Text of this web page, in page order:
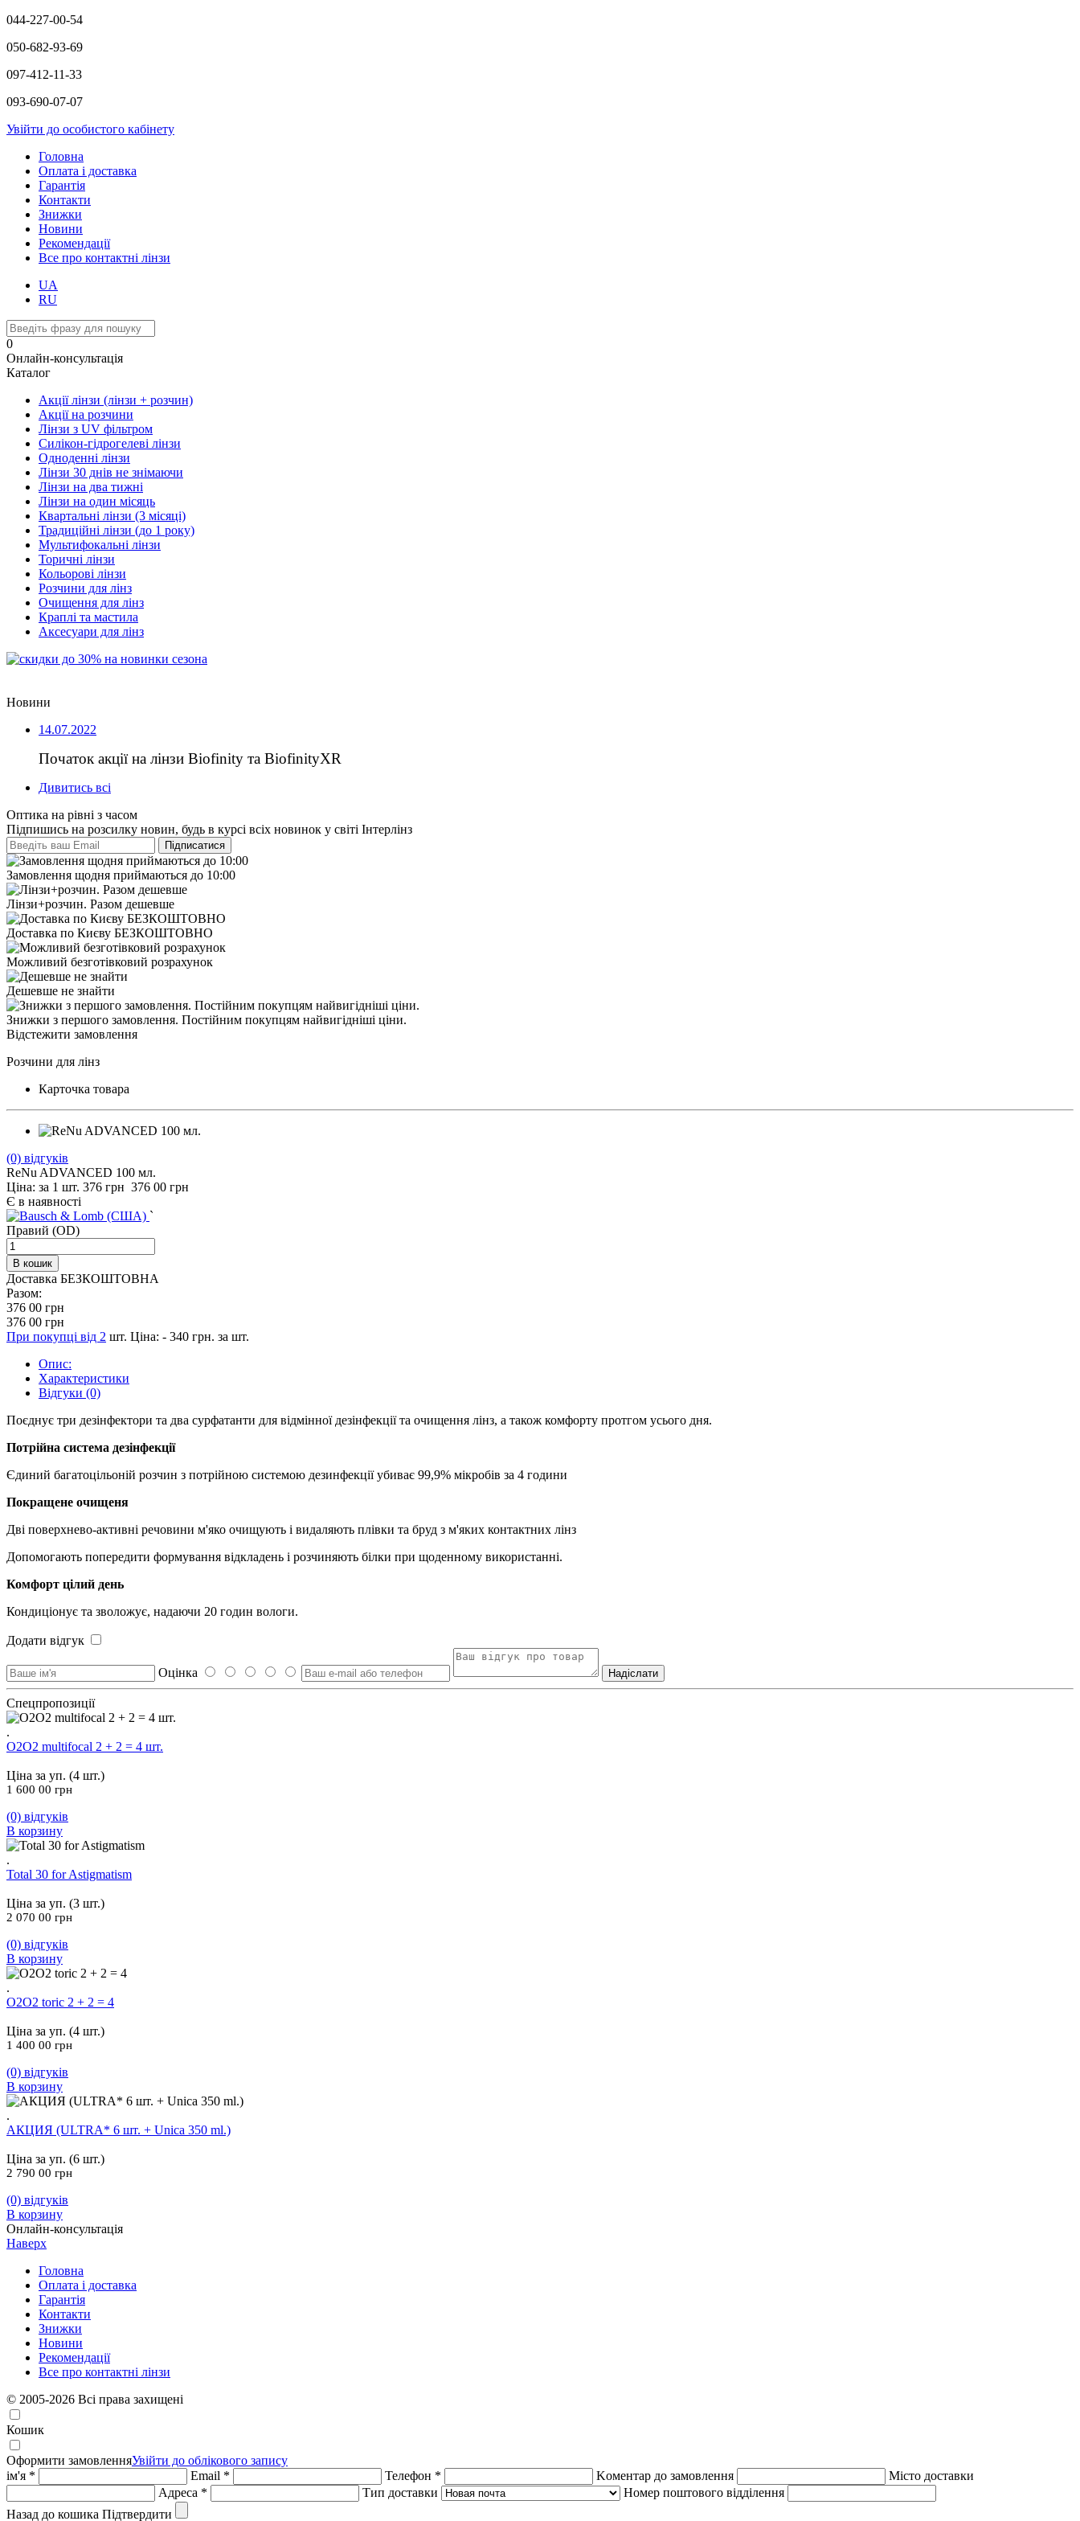
044-227-00-54
050-682-93-69
097-412-11-33
093-690-07-07
Увійти до особистого кабінету
Головна
Оплата і доставка
Гарантія
Контакти
Знижки
Новини
Рекомендації
Все про контактні лінзи
UA
RU
0
Онлайн-консультація
Каталог
Акції лінзи (лінзи + розчин)
Акції на розчини
Лінзи з UV фільтром
Силікон-гідрогелеві лінзи
Одноденні лінзи
Лінзи 30 днів не знімаючи
Лінзи на два тижні
Лінзи на один місяць
Квартальні лінзи (3 місяці)
Традиційні лінзи (до 1 року)
Мультифокальні лінзи
Торичні лінзи
Кольорові лінзи
Розчини для лінз
Очищення для лінз
Краплі та мастила
Аксесуари для лінз
Новини
14.07.2022
Початок акції на лінзи Biofinity та BiofinityXR
Дивитись всі
Оптика на рівні з часом
Підпишись на розсилку новин, будь в курсі всіх новинок у світі Інтерлінз
Замовлення щодня приймаються до 10:00
Лінзи+розчин. Разом дешевше
Доставка по Києву БЕЗКОШТОВНО
Можливий безготівковий розрахунок
Дешевше не знайти
Знижки з першого замовлення. Постійним покупцям найвигідніші ціни.
Відстежити замовлення
Розчини для лінз
Карточка товара
(0) відгуків
ReNu ADVANCED 100 мл.
Ціна: за 1 шт. 376 грн 376 00 грн
Є в наявності
`
Правий (OD)
Доставка БЕЗКОШТОВНА
Разом:
376 00 грн
376 00 грн
При покупці від 2 шт. Ціна: - 340 грн. за шт.
Опис:
Характеристики
Відгуки (0)
Поєднує три дезінфектори та два сурфатанти для відмінної дезінфекції та очищення лінз, а також комфорту протгом усього дня.
Потрійна система дезінфекції
Єдиний багатоцільоній розчин з потрійною системою дезинфекції убиває 99,9% мікробів за 4 години
Покращене очищеня
Дві поверхнево-активні речовини м'яко очищують і видаляють плівки та бруд з м'яких контактних лінз
Допомогають попередити формування відкладень і розчиняють білки при щоденному використанні.
Комфорт цілий день
Кондиціонує та зволожує, надаючи 20 годин вологи.
Додати відгук
Оцінка
Спецпропозиції
.
O2O2 multifocal 2 + 2 = 4 шт.
Ціна за уп. (4 шт.)
1 600 00 грн
(0) відгуків
В корзину
.
Total 30 for Astigmatism
Ціна за уп. (3 шт.)
2 070 00 грн
(0) відгуків
В корзину
.
O2O2 toric 2 + 2 = 4
Ціна за уп. (4 шт.)
1 400 00 грн
(0) відгуків
В корзину
.
АКЦИЯ (ULTRA* 6 шт. + Unica 350 ml.)
Ціна за уп. (6 шт.)
2 790 00 грн
(0) відгуків
В корзину
Онлайн-консультація
Наверх
Головна
Оплата і доставка
Гарантія
Контакти
Знижки
Новини
Рекомендації
Все про контактні лінзи
© 2005-2026 Всі права захищені
Кошик
Оформити замовленняУвійти до облікового запису
ім'я *
Email * Телефон * Kоментар до замовлення
Місто доставки
Адреса *
Тип доставки
Номер поштового відділення
Назад до кошика Підтвердити